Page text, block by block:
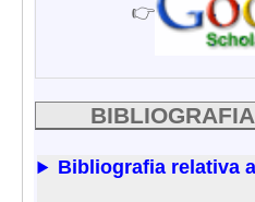
👉
Bibliografia relativa